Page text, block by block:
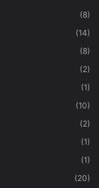
(8)
(14)
(8)
(2)
(1)
(10)
(2)
(1)
(1)
(20)